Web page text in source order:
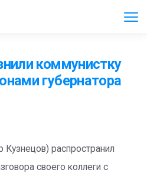
коммунистку
губернатора
распространил
своего коллеги с